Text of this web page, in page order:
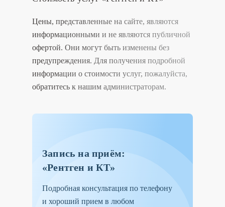
Цены, представленные на сайте, являются
информационными и не являются публичной
офертой. Они могут быть изменены без
предупреждения. Для получения подробной
информации о стоимости услуг, пожалуйста,
обратитесь к нашим администраторам.
Запись на приём:
«Рентген и КТ»
Подробная консультация по телефону
и хороший прием в любом